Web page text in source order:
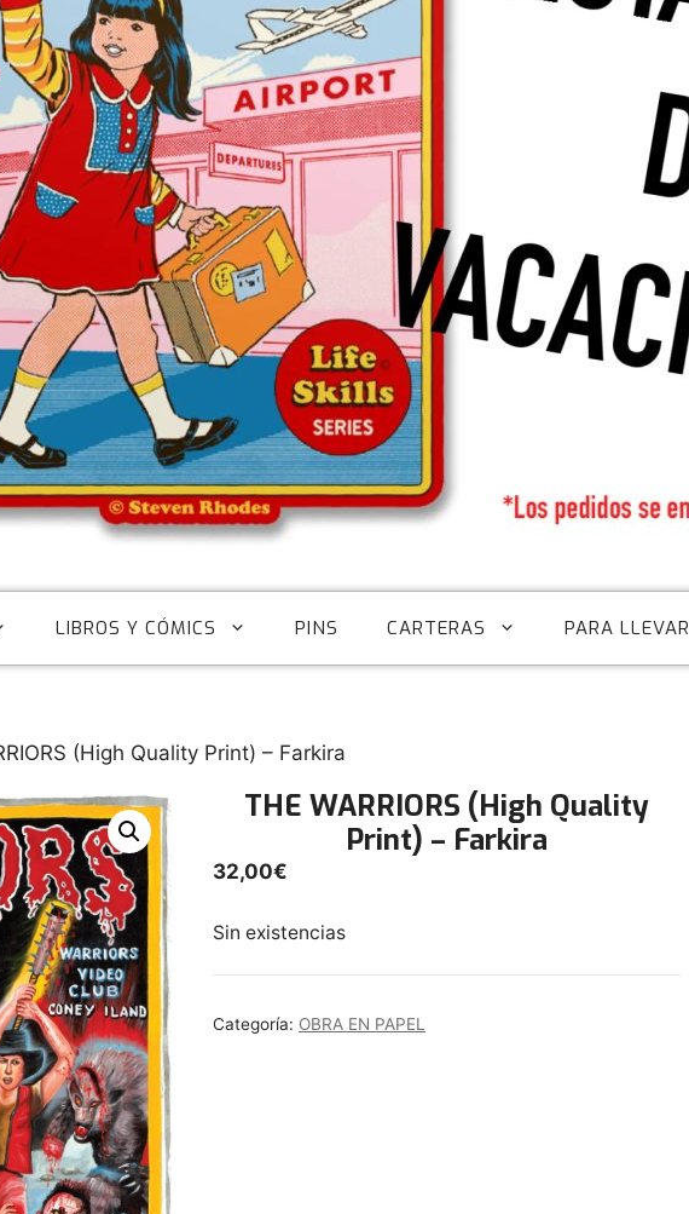
LIBROS Y CÓMICS PINS CARTERAS PARA LLEVAR
(High Quality Print) – Farkira
THE WARRIORS (High Quality
Print) – Farkira
32,00€
Sin existencias
Categoría: OBRA EN PAPEL